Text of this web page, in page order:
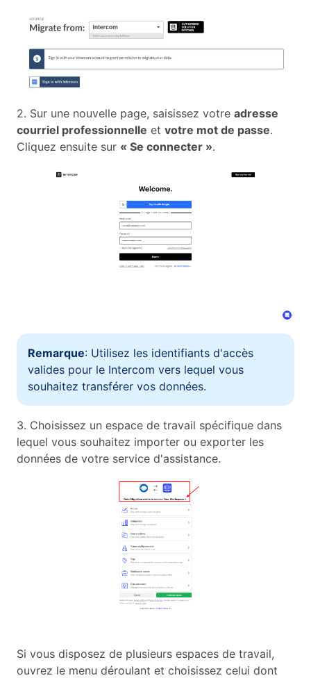
2. Sur une nouvelle page, saisissez votre adresse
courriel professionnelle et votre mot de passe.
Cliquez ensuite sur « Se connecter ».
Remarque: Utilisez les identifiants d'accès
valides pour le Intercom vers lequel vous
souhaitez transférer vos données.
3. Choisissez un espace de travail spécifique dans
lequel vous souhaitez importer ou exporter les
données de votre service d'assistance.
Si vous disposez de plusieurs espaces de travail,
ouvrez le menu déroulant et choisissez celui dont